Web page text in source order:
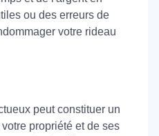
ou des erreurs de
votre rideau
peut constituer un
propriété et de ses